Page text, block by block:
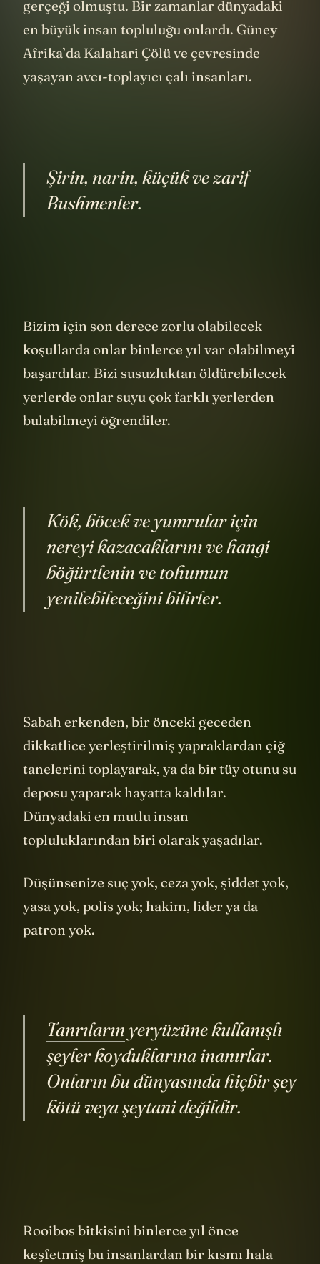
gerçeği olmuştu. Bir zamanlar dünyadaki
en büyük insan topluluğu onlardı. Güney
Afrika’da Kalahari Çölü ve çevresinde
yaşayan avcı-toplayıcı çalı insanları.
Şirin, narin, küçük ve zarif
Bushmenler.
Bizim için son derece zorlu olabilecek
koşullarda onlar binlerce yıl var olabilmeyi
başardılar. Bizi susuzluktan öldürebilecek
yerlerde onlar suyu çok farklı yerlerden
bulabilmeyi öğrendiler.
Kök, böcek ve yumrular için
nereyi kazacaklarını ve hangi
böğürtlenin ve tohumun
yenilebileceğini bilirler.
Sabah erkenden, bir önceki geceden
dikkatlice yerleştirilmiş yapraklardan çiğ
tanelerini toplayarak, ya da bir tüy otunu su
deposu yaparak hayatta kaldılar.
Dünyadaki en mutlu insan
topluluklarından biri olarak yaşadılar.
Düşünsenize suç yok, ceza yok, şiddet yok,
yasa yok, polis yok; hakim, lider ya da
patron yok.
Tanrıların yeryüzüne kullanışlı
şeyler koyduklarına inanırlar.
Onların bu dünyasında hiçbir şey
kötü veya şeytani değildir.
Rooibos bitkisini binlerce yıl önce
keşfetmiş bu insanlardan bir kısmı hala